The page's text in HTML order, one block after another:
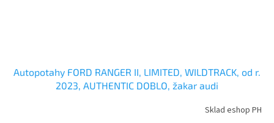
Autopotahy FORD RANGER II, LIMITED, WILDTRACK, od r.
2023, AUTHENTIC DOBLO, žakar audi
Sklad eshop PH